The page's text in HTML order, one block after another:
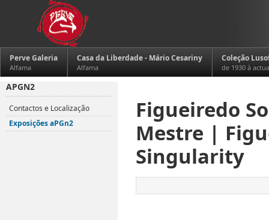
Perve Galeria
Alfama
Casa da Liberdade - Mário Cesariny
Alfama
Coleção
de 1930 à
Figueiredo
Mestre |
Singularity
APGN2
Contactos e Localização
Exposições aPGn2